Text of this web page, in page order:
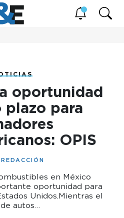
oportunidad
plazo para
OPIS
REDACCIÓN
en México
oportunidad para
Unidos.Mientras el
autos…